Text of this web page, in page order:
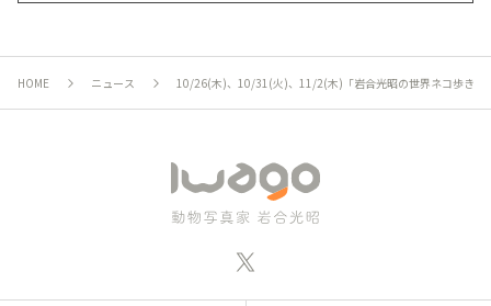
HOME ニュース 10/26(木)、10/31(火)、11/2(木)「岩合光昭の世界ネコ歩き」